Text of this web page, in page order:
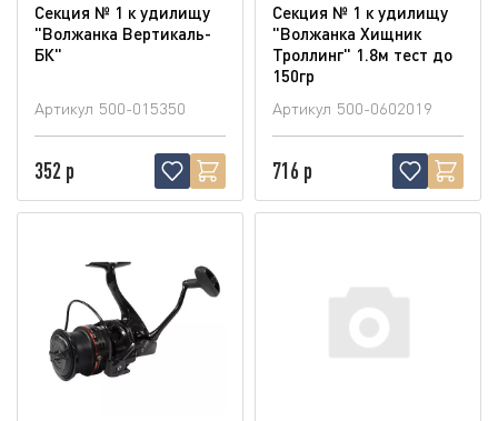
Секция № 1 к удилищу
"Волжанка Вертикаль-
БК"
Артикул 500-015350
352 р
Секция № 1 к удилищу
"Волжанка Хищник
Троллинг" 1.8м тест до
150гр
Артикул 500-0602019
716 р